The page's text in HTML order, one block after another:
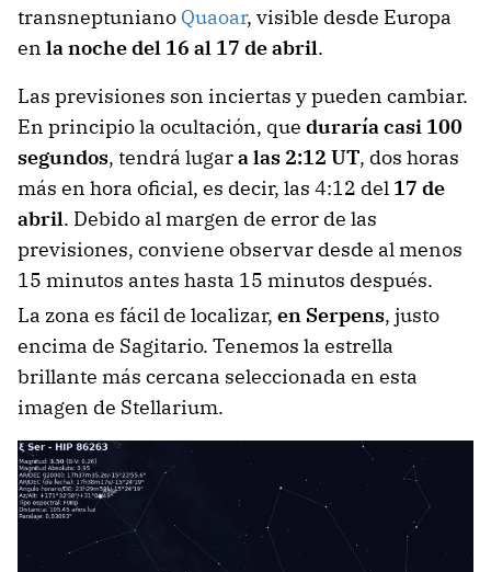
transneptuniano Quaoar, visible desde Europa
en la noche del 16 al 17 de abril.
Las previsiones son inciertas y pueden cambiar.
En principio la ocultación, que duraría casi 100
segundos, tendrá lugara las 2:12 UT, dos horas
más en hora oficial, es decir, las 4:12 del 17 de
abril. Debido al margen de error de las
previsiones, conviene observar desde al menos
15 minutos antes hasta 15 minutos después.
La zona es fácil de localizar, en Serpens, justo
encima de Sagitario. Tenemos la estrella
brillante más cercana seleccionada en esta
imagen de Stellarium.